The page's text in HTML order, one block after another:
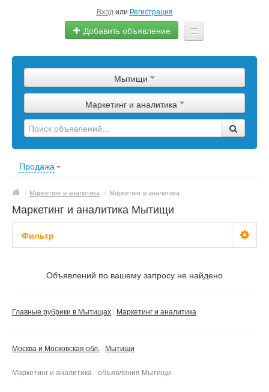
Вход или Регистрация
Добавить объявление
Сырье
Изделия
Оборудование
Мытищи
Маркетинг и аналитика
Продажа
/ Маркетинг и аналитика / Маркетинг и аналитика
Маркетинг и аналитика Мытищи
Фильтр
Частное лицо
Объявлений по вашему запросу не найдено
Главные рубрики в Мытищах Маркетинг и аналитика
Москва и Московская обл. Мытищи
Маркетинг и аналитика - объявления Мытищи